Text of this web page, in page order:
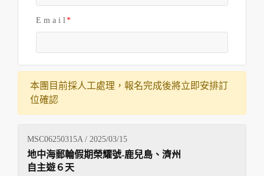
E m a i l
本團目前採人工處理，報名完成後將立即安排訂
位確認
MSC06250315A / 2025/03/15
地中海郵輪假期榮耀號-鹿兒島、濟州
自主遊６天